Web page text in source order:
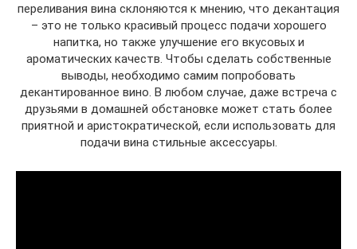
переливания вина склоняются к мнению, что декантация
– это не только красивый процесс подачи хорошего
напитка, но также улучшение его вкусовых и
ароматических качеств. Чтобы сделать собственные
выводы, необходимо самим попробовать
декантированное вино. В любом случае, даже встреча с
друзьями в домашней обстановке может стать более
приятной и аристократической, если использовать для
подачи вина стильные аксессуары.